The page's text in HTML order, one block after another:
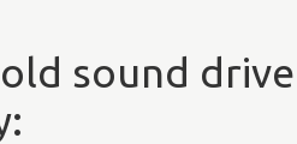
old sound